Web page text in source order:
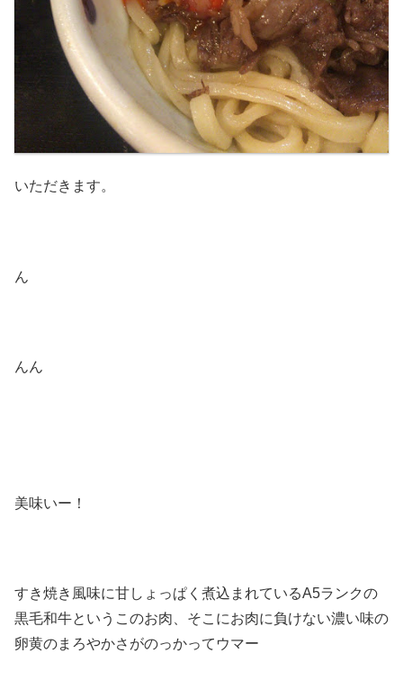
いただきます。
ん
んん
美味いー！
すき焼き風味に甘しょっぱく煮込まれているA5ランクの
黒毛和牛というこのお肉、そこにお肉に負けない濃い味の
卵黄のまろやかさがのっかってウマー